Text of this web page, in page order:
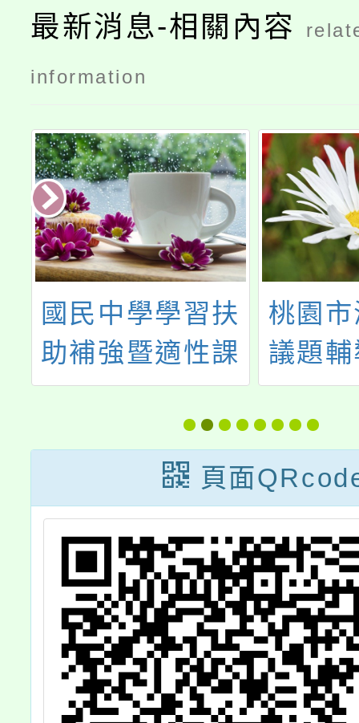
最新消息-相關內容
information
國民中學學習扶
助補強暨適性課
程模組徵選
桃園
議題
理海
教師
頁面